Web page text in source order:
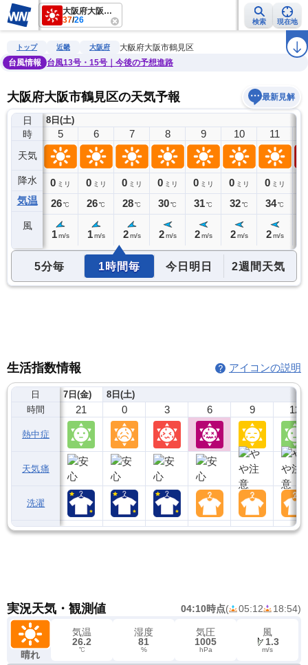
大阪府大阪市鶴見区
37/26 検索 現在地
雨雲レーダー 台風情報 地震情報 警報・注意報 ラ
トップ 近畿 大阪府
大阪府大阪市鶴見区
台風情報
台風13号・15号｜今後の予想進路
大阪府大阪市鶴見区の天気予報 最新見解
日
時
天気
降水
気温
風
8日(土)
4
0ミリ
26℃
5
0 ミリ
26℃
1 m/s
6
0 ミリ
26℃
1 m/s
7
0 ミリ
28℃
2 m/s
8
0 ミリ
30℃
2 m/s
9
0 ミリ
31℃
2 m/s
10
0 ミリ
32℃
2 m/s
11
0 ミリ
34℃
2 m/s
5分毎 1時間毎 今日明日 2週間天気
生活指数情報 アイコンの説明
日
時間
熱中症
天気痛
洗濯
7日(金)
21
8日(土)
0 3 6 9 12
実況天気・観測値 04:10時点( 05:12 18:54)
晴れ
気温
26.2
℃
湿度
81
%
気圧
1005
hPa
風
1.3
m/s